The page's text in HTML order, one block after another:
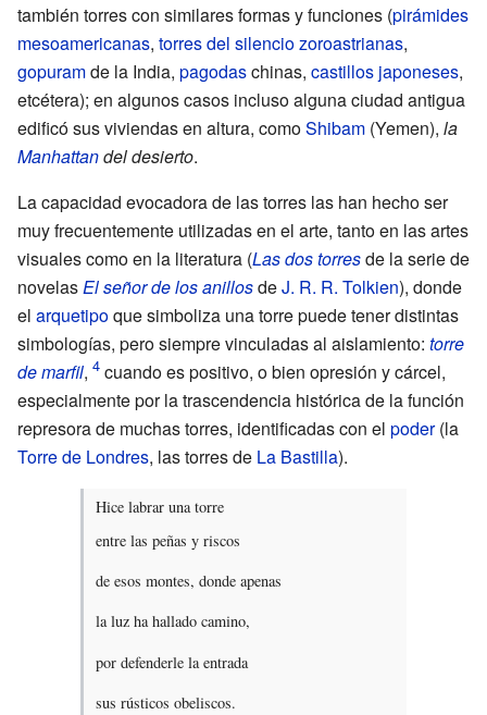
también torres con similares formas y funciones (pirámides
mesoamericanas, torres del silenciozoroastrianas,
gopuramde la India, pagodaschinas, castillos japoneses,
etcétera); en algunos casos incluso alguna ciudad antigua
edificó sus viviendas en altura, comoShibam (Yemen), la
Manhattandel desierto.
La capacidad evocadora de las torres las han hecho ser
muy frecuentemente utilizadas en el arte, tanto en las artes
visuales como en la literatura (Las dos torresde la serie de
novelas El señor de los anillosdeJ. R. R. Tolkien), donde
el arquetipoque simboliza una torre puede tener distintas
simbologías, pero siempre vinculadas al aislamiento: torre
de marfil,
cuando es positivo, o bien opresión y cárcel,
especialmente por la trascendencia histórica de la función
represora de muchas torres, identificadas con el poder(la
Torre de Londres, las torres de La Bastilla).
Hice labrar una torre
entre las peñas y riscos
de esos montes, donde apenas
la luz ha hallado camino,
por defenderle la entrada
sus rústicos obeliscos.